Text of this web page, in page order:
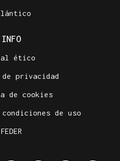
INFO
ético
privacidad
de cookies
de uso
FEDER